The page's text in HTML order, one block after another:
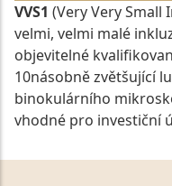
VVS1 (Very Very Small
velmi, velmi malé
objevitelné
10násobně zvětšující
binokulárního
vhodné pro investiční